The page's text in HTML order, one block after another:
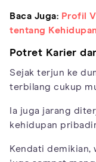
Baca Juga: Profil
tentang
Potret Karier
Sejak terjun ke
terbilang cukup
Ia juga jarang
kehidupan
Kendati demikian,